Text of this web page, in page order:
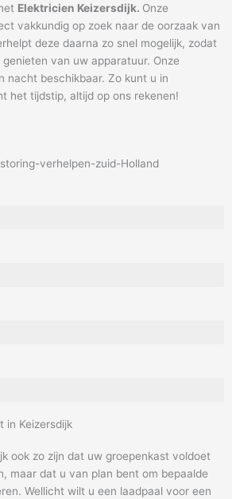
Elektricien Keizersdijk. Onze
vakkundig op zoek naar de oorzaak van
deze daarna zo snel mogelijk, zodat
van uw apparatuur. Onze
nacht beschikbaar. Zo kunt u in
het tijdstip, altijd op ons rekenen!
in Keizersdijk
ook zo zijn dat uw groepenkast voldoet
maar dat u van plan bent om bepaalde
Wellicht wilt u een laadpaal voor een